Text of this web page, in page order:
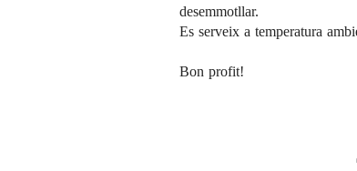
desemmotllar.
Es serveix a temperatura
Bon profit!